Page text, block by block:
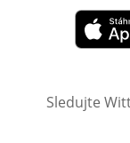
Otevře
Sledujte